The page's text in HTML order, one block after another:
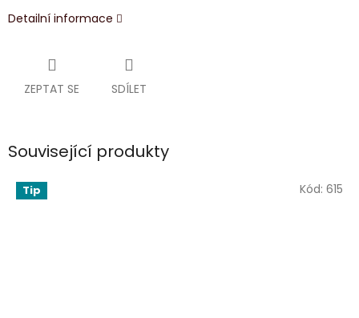
Detailní informace
ZEPTAT SE SDÍLET
Související produkty
Tip Kód: 615